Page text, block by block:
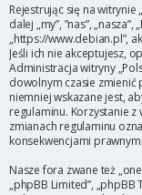
Rejestrując się na witrynie
dalej „my”, ”nas”,
„https://www.debian.pl”,
Jeśli ich nie akceptujesz,
Administracja witryny
dowolnym czasie zmienić
niemniej wskazane jest,
regulaminu. Korzystanie z
zmianach regulaminu
konsekwencjami
Nasze fora zwane też
„phpBB Limited”,